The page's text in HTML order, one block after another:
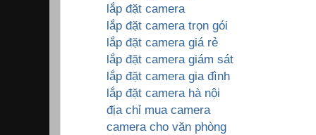
lắp đặt camera
lắp đặt camera trọn gói
lắp đặt camera giá rẻ
lắp đặt camera giám sát
lắp đặt camera gia đình
lắp đặt camera hà nội
địa chỉ mua camera
camera cho văn phòng